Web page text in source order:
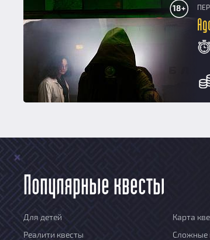
18+
Популярные квесты
Для детей Карта
Реалити квесты
Сложные